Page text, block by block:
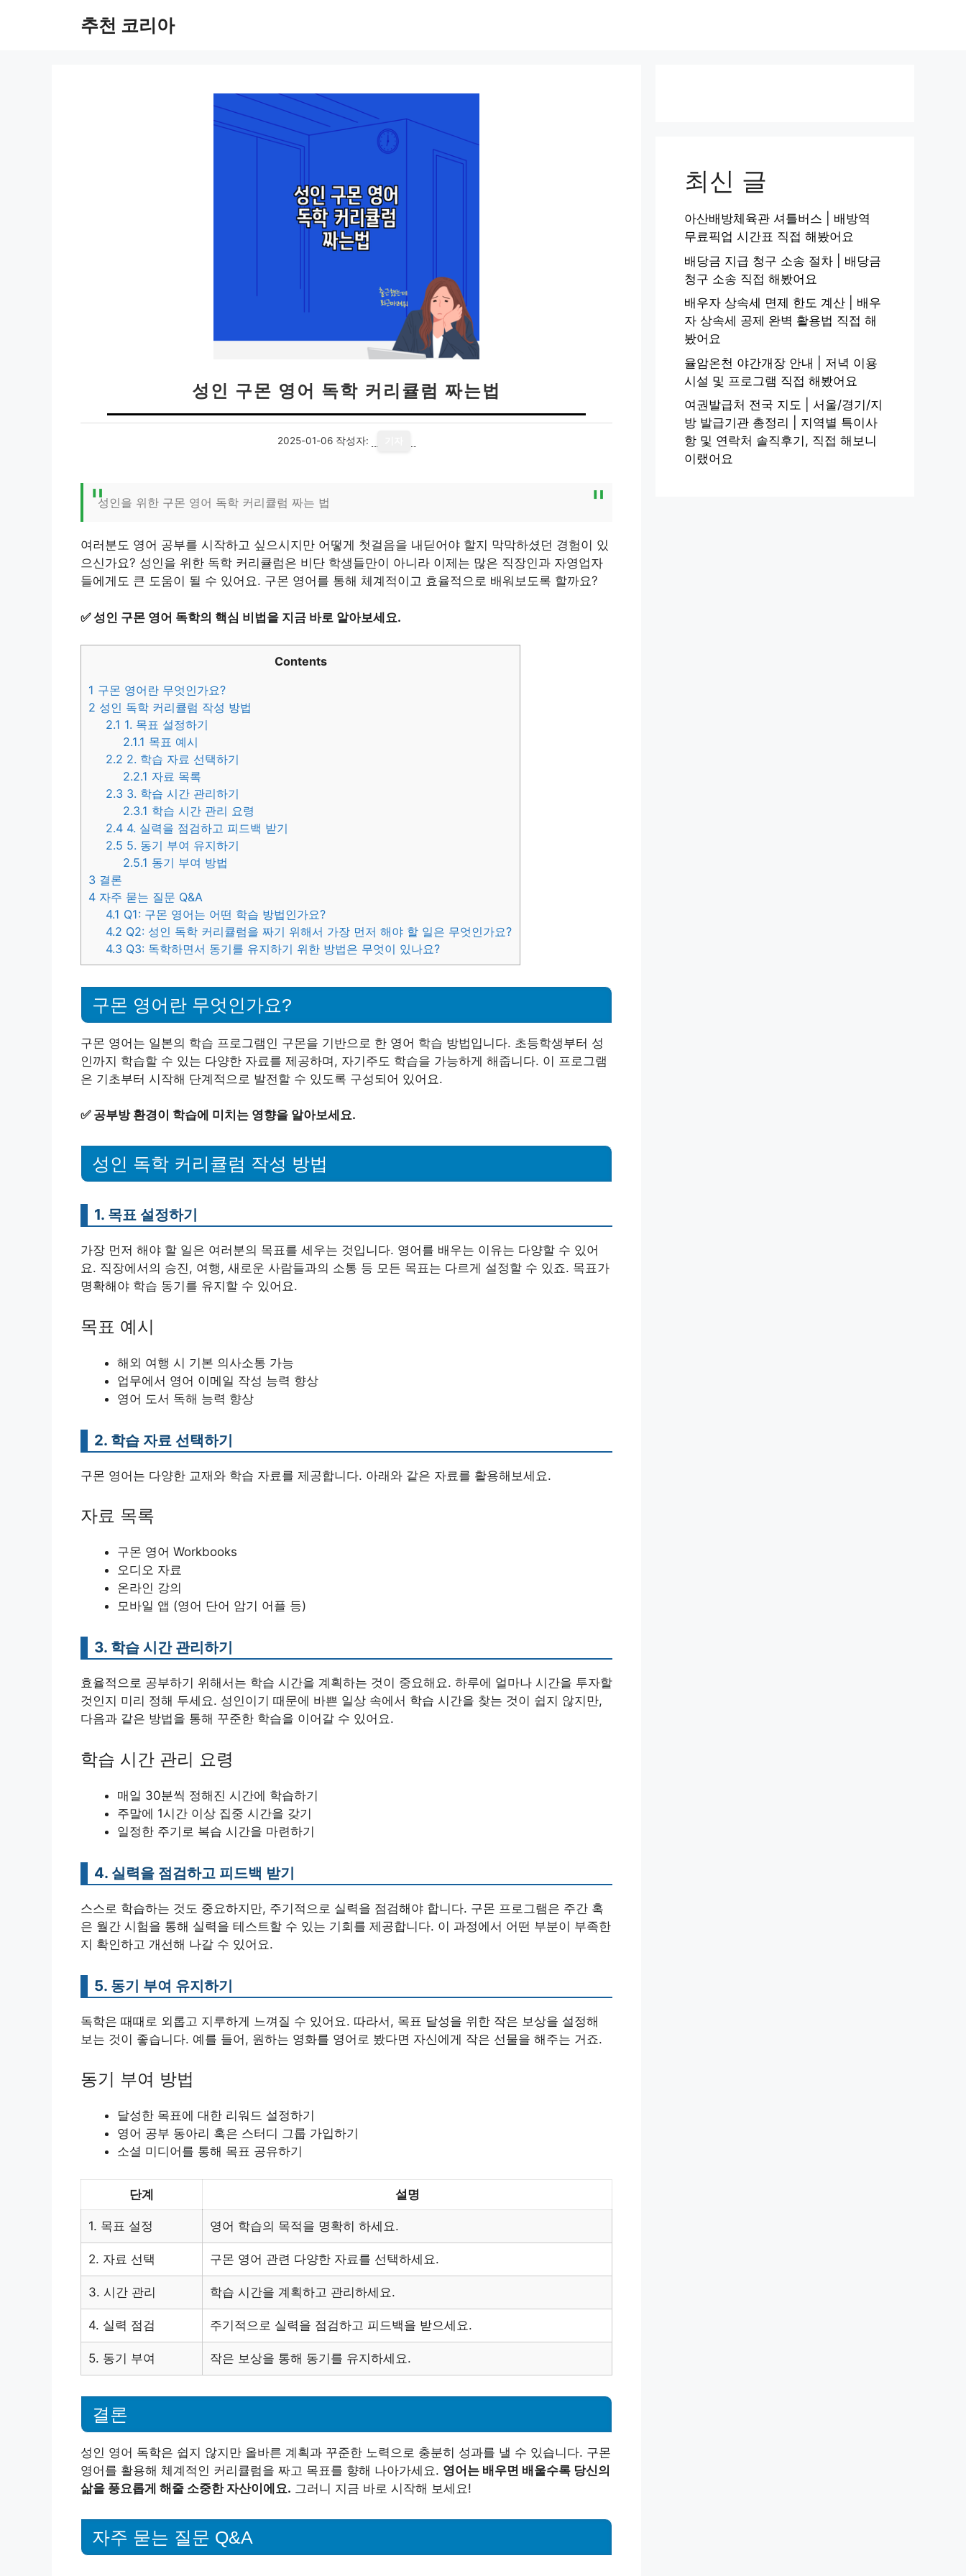
추천 코리아
성인 구몬 영어 독학 커리큘럼 짜는법
2025-01-06 작성자:
성인을 위한 구몬 영어 독학 커리큘럼 짜는 법
여러분도 영어 공부를 시작하고 싶으시지만 어떻게 첫걸음을 내딛어야 할지 막막하셨던 경험이 있
으신가요? 성인을 위한 독학 커리큘럼은 비단 학생들만이 아니라 이제는 많은 직장인과 자영업자
들에게도 큰 도움이 될 수 있어요. 구몬 영어를 통해 체계적이고 효율적으로 배워보도록 할까요?
✅성인 구몬 영어 독학의 핵심 비법을 지금 바로 알아보세요.
Contents
1 구몬 영어란 무엇인가요?
2 성인 독학 커리큘럼 작성 방법
2.1 1. 목표 설정하기
2.1.1 목표 예시
2.2 2. 학습 자료 선택하기
2.2.1 자료 목록
2.3 3. 학습 시간 관리하기
2.3.1 학습 시간 관리 요령
2.4 4. 실력을 점검하고 피드백 받기
2.5 5. 동기 부여 유지하기
2.5.1 동기 부여 방법
3 결론
4 자주 묻는 질문 Q&A
4.1 Q1: 구몬 영어는 어떤 학습 방법인가요?
4.2 Q2: 성인 독학 커리큘럼을 짜기 위해서 가장 먼저 해야 할 일은 무엇인가요?
4.3 Q3: 독학하면서 동기를 유지하기 위한 방법은 무엇이 있나요?
구몬 영어란 무엇인가요?
구몬 영어는 일본의 학습 프로그램인 구몬을 기반으로 한 영어 학습 방법입니다. 초등학생부터 성
인까지 학습할 수 있는 다양한 자료를 제공하며, 자기주도 학습을 가능하게 해줍니다. 이 프로그램
은 기초부터 시작해 단계적으로 발전할 수 있도록 구성되어 있어요.
✅ 공부방 환경이 학습에 미치는 영향을 알아보세요.
성인 독학 커리큘럼 작성 방법
1. 목표 설정하기
가장 먼저 해야 할 일은 여러분의 목표를 세우는 것입니다. 영어를 배우는 이유는 다양할 수 있어
요. 직장에서의 승진, 여행, 새로운 사람들과의 소통 등 모든 목표는 다르게 설정할 수 있죠. 목표가
명확해야 학습 동기를 유지할 수 있어요.
목표 예시
해외 여행 시 기본 의사소통 가능
업무에서 영어 이메일 작성 능력 향상
영어 도서 독해 능력 향상
2. 학습 자료 선택하기
구몬 영어는 다양한 교재와 학습 자료를 제공합니다. 아래와 같은 자료를 활용해보세요.
자료 목록
구몬 영어 Workbooks
오디오 자료
온라인 강의
모바일 앱 (영어 단어 암기 어플 등)
3. 학습 시간 관리하기
효율적으로 공부하기 위해서는 학습 시간을 계획하는 것이 중요해요. 하루에 얼마나 시간을 투자할
것인지 미리 정해 두세요. 성인이기 때문에 바쁜 일상 속에서 학습 시간을 찾는 것이 쉽지 않지만,
다음과 같은 방법을 통해 꾸준한 학습을 이어갈 수 있어요.
학습 시간 관리 요령
매일 30분씩 정해진 시간에 학습하기
주말에 1시간 이상 집중 시간을 갖기
일정한 주기로 복습 시간을 마련하기
4. 실력을 점검하고 피드백 받기
스스로 학습하는 것도 중요하지만, 주기적으로 실력을 점검해야 합니다. 구몬 프로그램은 주간 혹
은 월간 시험을 통해 실력을 테스트할 수 있는 기회를 제공합니다. 이 과정에서 어떤 부분이 부족한
지 확인하고 개선해 나갈 수 있어요.
5. 동기 부여 유지하기
독학은 때때로 외롭고 지루하게 느껴질 수 있어요. 따라서, 목표 달성을 위한 작은 보상을 설정해
보는 것이 좋습니다. 예를 들어, 원하는 영화를 영어로 봤다면 자신에게 작은 선물을 해주는 거죠.
동기 부여 방법
달성한 목표에 대한 리워드 설정하기
영어 공부 동아리 혹은 스터디 그룹 가입하기
소셜 미디어를 통해 목표 공유하기
단계 설명
1. 목표 설정 영어 학습의 목적을 명확히 하세요.
2. 자료 선택 구몬 영어 관련 다양한 자료를 선택하세요.
3. 시간 관리 학습 시간을 계획하고 관리하세요.
4. 실력 점검 주기적으로 실력을 점검하고 피드백을 받으세요.
5. 동기 부여 작은 보상을 통해 동기를 유지하세요.
결론
성인 영어 독학은 쉽지 않지만 올바른 계획과 꾸준한 노력으로 충분히 성과를 낼 수 있습니다. 구몬
영어를 활용해 체계적인 커리큘럼을 짜고 목표를 향해 나아가세요. 영어는 배우면 배울수록 당신의
삶을 풍요롭게 해줄 소중한 자산이에요. 그러니 지금 바로 시작해 보세요!
자주 묻는 질문 Q&A
최신 글
아산배방체육관 셔틀버스 | 배방역
무료픽업 시간표 직접 해봤어요
배당금 지급 청구 소송 절차 | 배당금
청구 소송 직접 해봤어요
배우자 상속세 면제 한도 계산 | 배우
자 상속세 공제 완벽 활용법 직접 해
봤어요
율암온천 야간개장 안내 | 저녁 이용
시설 및 프로그램 직접 해봤어요
여권발급처 전국 지도 | 서울/경기/지
방 발급기관 총정리 | 지역별 특이사
항 및 연락처 솔직후기, 직접 해보니
이랬어요